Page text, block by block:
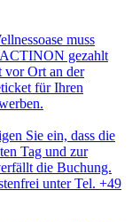
muss
ACTINON gezahlt
vor Ort an der
für Ihren
Sie ein, dass die
Tag und zur
die Buchung.
unter Tel. +49